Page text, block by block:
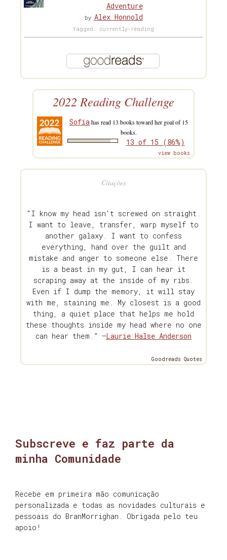
Adventure
by Alex Honnold
tagged: currently-reading
2022 Reading Challenge
Sofia has read 13 books toward her goal of 15
books.
13 of 15 (86%)
view books
Citações
“I know my head isn't screwed on straight.
I want to leave, transfer, warp myself to
another galaxy. I want to confess
everything, hand over the guilt and
mistake and anger to someone else. There
is a beast in my gut, I can hear it
scraping away at the inside of my ribs.
Even if I dump the memory, it will stay
with me, staining me. My closest is a good
thing, a quiet place that helps me hold
these thoughts inside my head where no one
can hear them.” —Laurie Halse Anderson
Goodreads Quotes
Subscreve e faz parte da
minha Comunidade
Recebe em primeira mão comunicação
personalizada e todas as novidades culturais e
pessoais do BranMorrighan. Obrigada pelo teu
apoio!